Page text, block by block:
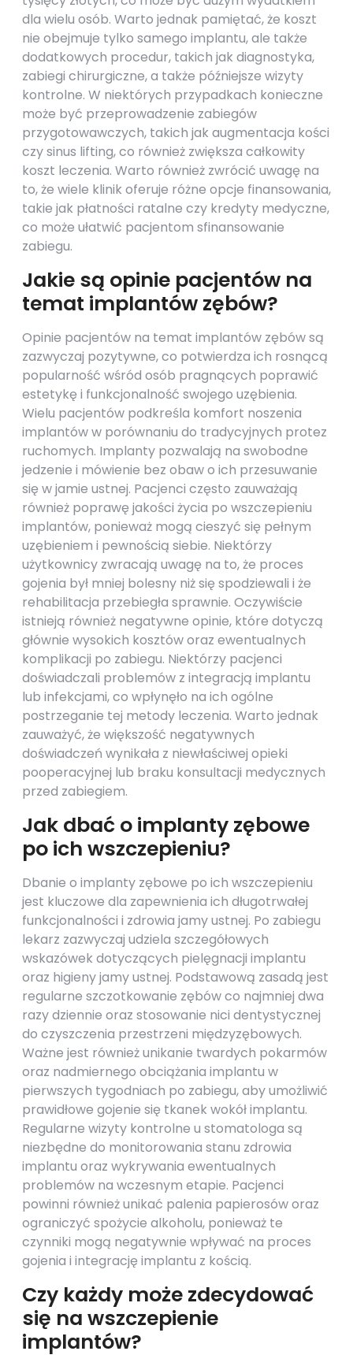
dla wielu osób. Warto jednak pamiętać, że koszt
nie obejmuje tylko samego implantu, ale także
dodatkowych procedur, takich jak diagnostyka,
zabiegi chirurgiczne, a także późniejsze wizyty
kontrolne. W niektórych przypadkach konieczne
może być przeprowadzenie zabiegów
przygotowawczych, takich jak augmentacja kości
czy sinus lifting, co również zwiększa całkowity
koszt leczenia. Warto również zwrócić uwagę na
to, że wiele klinik oferuje różne opcje finansowania,
takie jak płatności ratalne czy kredyty medyczne,
co może ułatwić pacjentom sfinansowanie
zabiegu.
Jakie są opinie pacjentów na
temat implantów zębów?
Opinie pacjentów na temat implantów zębów są
zazwyczaj pozytywne, co potwierdza ich rosnącą
popularność wśród osób pragnących poprawić
estetykę i funkcjonalność swojego uzębienia.
Wielu pacjentów podkreśla komfort noszenia
implantów w porównaniu do tradycyjnych protez
ruchomych. Implanty pozwalają na swobodne
jedzenie i mówienie bez obaw o ich przesuwanie
się w jamie ustnej. Pacjenci często zauważają
również poprawę jakości życia po wszczepieniu
implantów, ponieważ mogą cieszyć się pełnym
uzębieniem i pewnością siebie. Niektórzy
użytkownicy zwracają uwagę na to, że proces
gojenia był mniej bolesny niż się spodziewali i że
rehabilitacja przebiegła sprawnie. Oczywiście
istnieją również negatywne opinie, które dotyczą
głównie wysokich kosztów oraz ewentualnych
komplikacji po zabiegu. Niektórzy pacjenci
doświadczali problemów z integracją implantu
lub infekcjami, co wpłynęło na ich ogólne
postrzeganie tej metody leczenia. Warto jednak
zauważyć, że większość negatywnych
doświadczeń wynikała z niewłaściwej opieki
pooperacyjnej lub braku konsultacji medycznych
przed zabiegiem.
Jak dbać o implanty zębowe
po ich wszczepieniu?
Dbanie o implanty zębowe po ich wszczepieniu
jest kluczowe dla zapewnienia ich długotrwałej
funkcjonalności i zdrowia jamy ustnej. Po zabiegu
lekarz zazwyczaj udziela szczegółowych
wskazówek dotyczących pielęgnacji implantu
oraz higieny jamy ustnej. Podstawową zasadą jest
regularne szczotkowanie zębów co najmniej dwa
razy dziennie oraz stosowanie nici dentystycznej
do czyszczenia przestrzeni międzyzębowych.
Ważne jest również unikanie twardych pokarmów
oraz nadmiernego obciążania implantu w
pierwszych tygodniach po zabiegu, aby umożliwić
prawidłowe gojenie się tkanek wokół implantu.
Regularne wizyty kontrolne u stomatologa są
niezbędne do monitorowania stanu zdrowia
implantu oraz wykrywania ewentualnych
problemów na wczesnym etapie. Pacjenci
powinni również unikać palenia papierosów oraz
ograniczyć spożycie alkoholu, ponieważ te
czynniki mogą negatywnie wpływać na proces
gojenia i integrację implantu z kością.
Czy każdy może zdecydować
się na wszczepienie
implantów?